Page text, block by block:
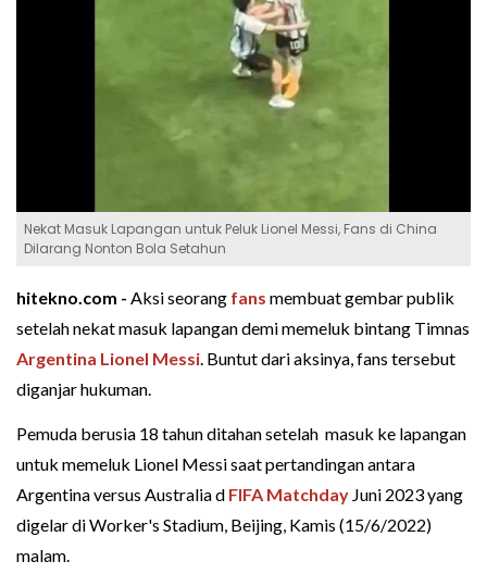
Nekat Masuk Lapangan untuk Peluk Lionel Messi, Fans di China
Dilarang Nonton Bola Setahun
hitekno.com - Aksi seorang fans membuat gembar publik
setelah nekat masuk lapangan demi memeluk bintang Timnas
Argentina Lionel Messi. Buntut dari aksinya, fans tersebut
diganjar hukuman.
Pemuda berusia 18 tahun ditahan setelah masuk ke lapangan
untuk memeluk Lionel Messi saat pertandingan antara
Argentina versus Australia d FIFA Matchday Juni 2023 yang
digelar di Worker's Stadium, Beijing, Kamis (15/6/2022)
malam.